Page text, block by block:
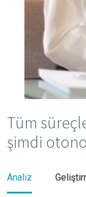
Tüm
şimdi
Analiz